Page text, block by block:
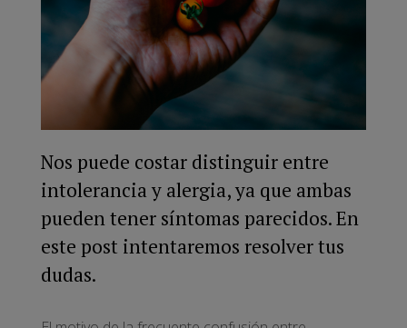
Nos puede costar distinguir entre
intolerancia y alergia, ya que ambas
pueden tener síntomas parecidos. En
este post intentaremos resolver tus
dudas.